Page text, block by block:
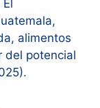
alimentos
del potencial